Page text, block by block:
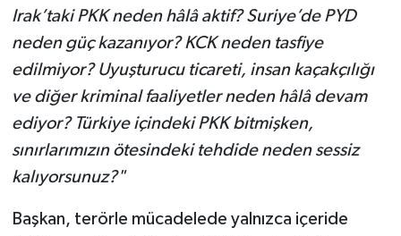
Irak’taki PKK neden hâlâ aktif? Suriye’de PYD
neden güç kazanıyor? KCK neden tasfiye
edilmiyor? Uyuşturucu ticareti, insan kaçakçılığı
ve diğer kriminal faaliyetler neden hâlâ devam
ediyor? Türkiye içindeki PKK bitmişken,
sınırlarımızın ötesindeki tehdide neden sessiz
kalıyorsunuz?"
Başkan, terörle mücadelede yalnızca içeride